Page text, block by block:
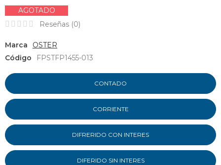
AGOTADO
Reseñas (0)
Marca
OSTER
Código
FPSTFP1455-013
CONTADO
CORRIENTE
DIFRERIDO CON INTERES
DIFERIDO SIN INTERES